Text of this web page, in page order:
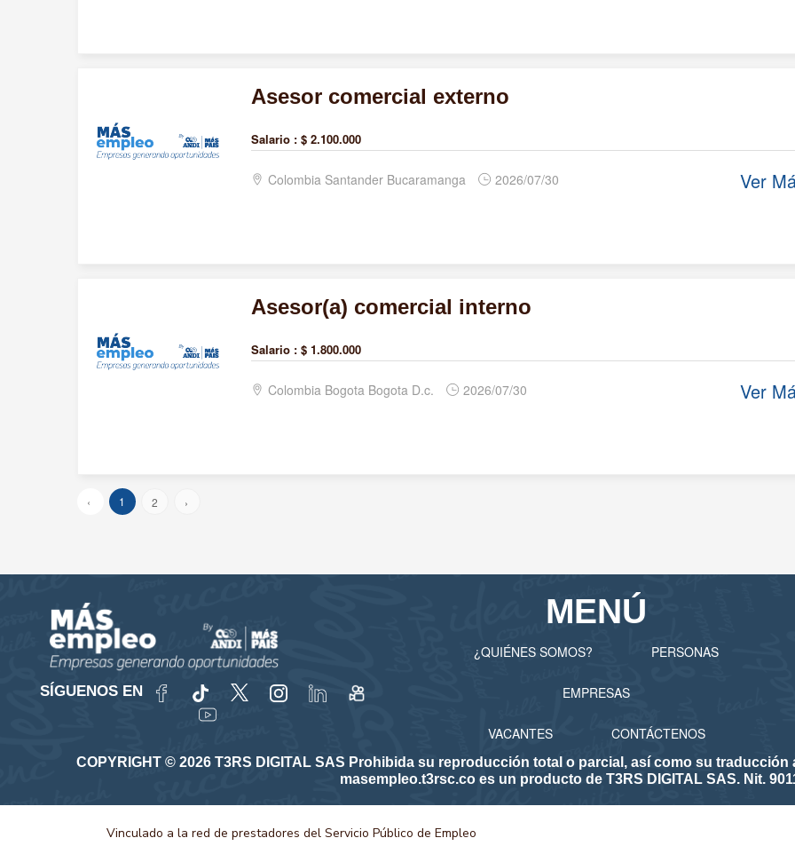
Asesor comercial externo
Salario : $ 2.100.000
Colombia Santander Bucaramanga 2026/07/30 Ver
Asesor(a) comercial interno
Salario : $ 1.800.000
Colombia Bogota Bogota D.c. 2026/07/30 Ver
‹ 1 2 ›
SÍGUENOS EN
MENÚ
¿QUIÉNES SOMOS? PERSONAS
EMPRESAS
VACANTES CONTÁCTENOS
COPYRIGHT © 2026 T3RS DIGITAL SAS Prohibida su reproducción total o parcial, así como su
masempleo.t3rsc.co es un producto de T3RS DIGITAL SAS. Nit.
Vinculado a la red de prestadores del Servicio Público de Empleo